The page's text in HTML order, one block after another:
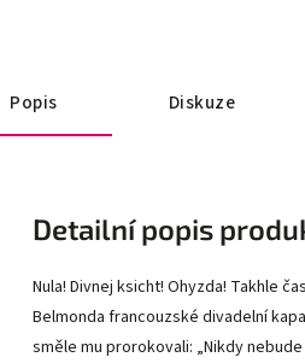
Popis Diskuze
Detailní popis
Nula! Divnej ksicht! Ohyzda! Takhle
Belmonda francouzské divadelní
směle mu prorokovali: „Nikdy